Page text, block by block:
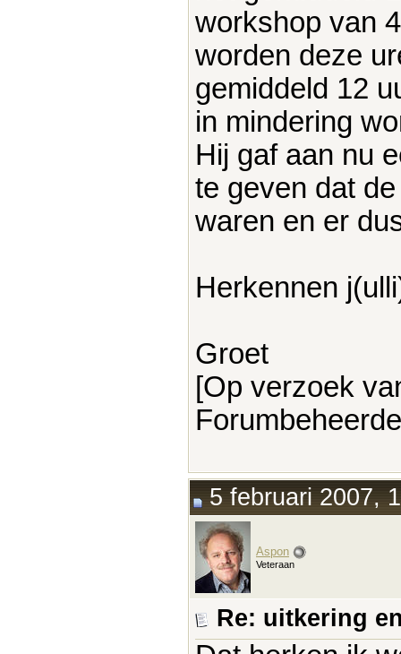
workshop van
worden deze
gemiddeld 12
in mindering
Hij gaf aan nu
te geven dat
waren en er
Herkennen
Groet
[Op verzoek
5 februari 2007,
Aspon
Veteraan
Re: uitkering